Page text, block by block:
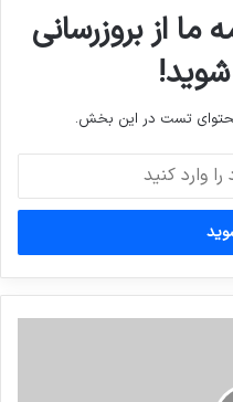
از بروزرسانی
تست در این بخش.